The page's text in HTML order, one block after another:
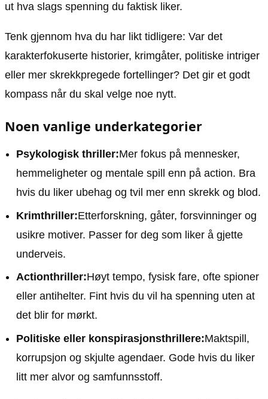
ut hva slags spenning du faktisk liker.
Tenk gjennom hva du har likt tidligere: Var det
karakterfokuserte historier, krimgåter, politiske intriger
eller mer skrekkpregede fortellinger? Det gir et godt
kompass når du skal velge noe nytt.
Noen vanlige underkategorier
Psykologisk thriller:Mer fokus på mennesker,
hemmeligheter og mentale spill enn på action. Bra
hvis du liker ubehag og tvil mer enn skrekk og blod.
Krimthriller:Etterforskning, gåter, forsvinninger og
usikre motiver. Passer for deg som liker å gjette
underveis.
Actionthriller:Høyt tempo, fysisk fare, ofte spioner
eller antihelter. Fint hvis du vil ha spenning uten at
det blir for mørkt.
Politiske eller konspirasjonsthrillere:Maktspill,
korrupsjon og skjulte agendaer. Gode hvis du liker
litt mer alvor og samfunnsstoff.